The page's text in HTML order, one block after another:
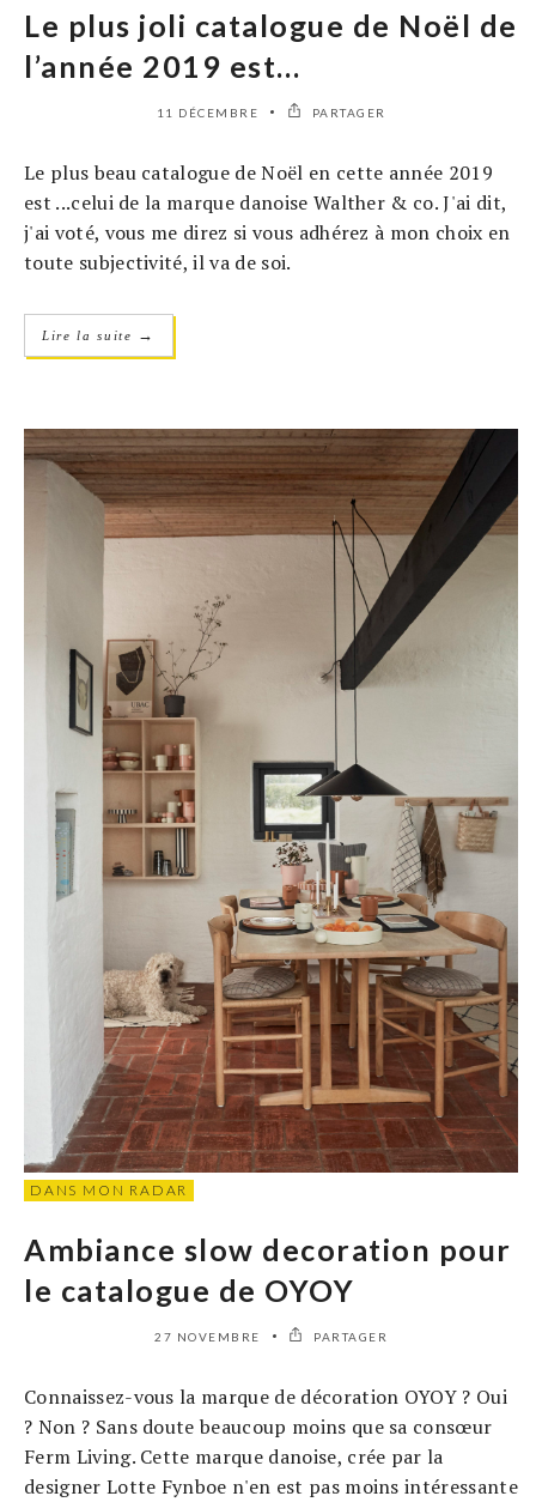
Le plus joli catalogue de Noël de
l’année 2019 est…
11 DÉCEMBRE PARTAGER
Le plus beau catalogue de Noël en cette année 2019
est ...celui de la marque danoise Walther & co. J'ai dit,
j'ai voté, vous me direz si vous adhérez à mon choix en
toute subjectivité, il va de soi.
Lire la suite →
DANS MON RADAR
Ambiance slow decoration pour
le catalogue de OYOY
27 NOVEMBRE PARTAGER
Connaissez-vous la marque de décoration OYOY ? Oui
? Non ? Sans doute beaucoup moins que sa consœur
Ferm Living. Cette marque danoise, crée par la
designer Lotte Fynboe n'en est pas moins intéressante